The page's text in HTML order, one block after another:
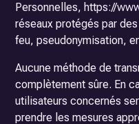
Personnelles, https://
réseaux protégés par
feu, pseudonymisation,
Aucune méthode de
complètement sûre. En
utilisateurs concernés
prendre les mesures